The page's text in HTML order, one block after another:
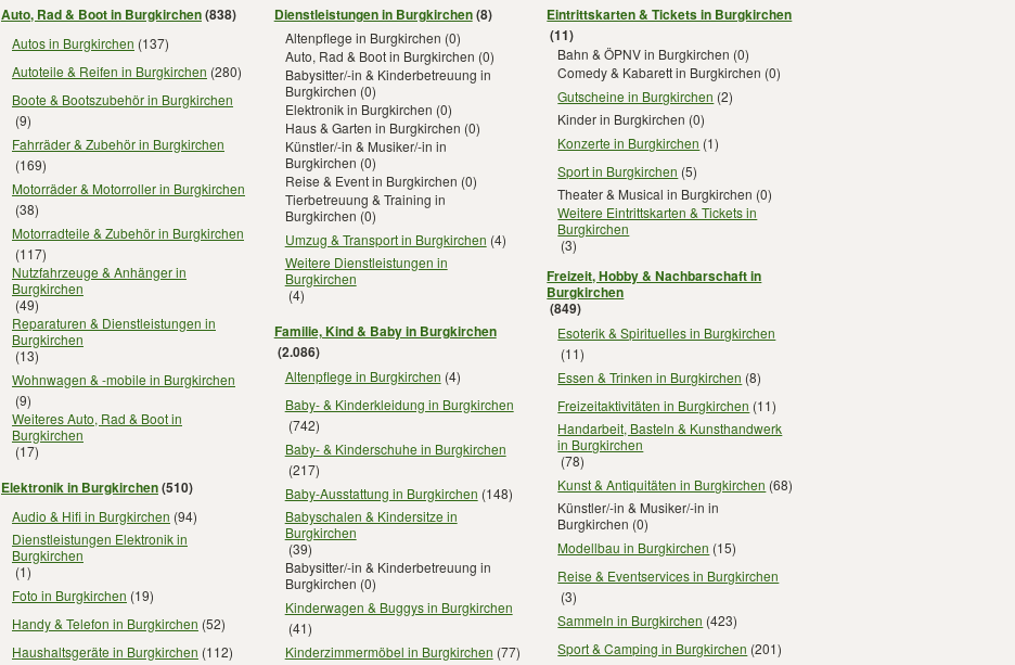
Auto, Rad & Boot in Burgkirchen(838)
Autos in Burgkirchen (137)
Autoteile & Reifen in Burgkirchen (280)
Boote & Bootszubehör in Burgkirchen
(9)
Fahrräder & Zubehör in Burgkirchen
(169)
Motorräder & Motorroller in Burgkirchen
(38)
Motorradteile & Zubehör in Burgkirchen
(117)
Nutzfahrzeuge & Anhänger in
Burgkirchen
(49)
Reparaturen & Dienstleistungen in
Burgkirchen
(13)
Wohnwagen & -mobile in Burgkirchen
(9)
Weiteres Auto, Rad & Boot in
Burgkirchen
(17)
Elektronik in Burgkirchen(510)
Audio & Hifi in Burgkirchen (94)
Dienstleistungen Elektronik in
Burgkirchen
(1)
Foto in Burgkirchen (19)
Handy & Telefon in Burgkirchen (52)
Haushaltsgeräte in Burgkirchen (112)
Dienstleistungen in Burgkirchen(8)
Altenpflege in Burgkirchen (0)
Auto, Rad & Boot in Burgkirchen (0)
Babysitter/-in & Kinderbetreuung in
Burgkirchen (0)
Elektronik in Burgkirchen (0)
Haus & Garten in Burgkirchen (0)
Künstler/-in & Musiker/-in in
Burgkirchen (0)
Reise & Event in Burgkirchen (0)
Tierbetreuung & Training in
Burgkirchen (0)
Umzug & Transport in Burgkirchen (4)
Weitere Dienstleistungen in
Burgkirchen
(4)
Familie, Kind & Baby in Burgkirchen
(2.086)
Altenpflege in Burgkirchen (4)
Baby- & Kinderkleidung in Burgkirchen
(742)
Baby- & Kinderschuhe in Burgkirchen
(217)
Baby-Ausstattung in Burgkirchen (148)
Babyschalen & Kindersitze in
Burgkirchen
(39)
Babysitter/-in & Kinderbetreuung in
Burgkirchen (0)
Kinderwagen & Buggys in Burgkirchen
(41)
Kinderzimmermöbel in Burgkirchen (77)
Eintrittskarten & Tickets in Burgkirchen
(11)
Bahn & ÖPNV in Burgkirchen (0)
Comedy & Kabarett in Burgkirchen (0)
Gutscheine in Burgkirchen (2)
Kinder in Burgkirchen (0)
Konzerte in Burgkirchen (1)
Sport in Burgkirchen (5)
Theater & Musical in Burgkirchen (0)
Weitere Eintrittskarten & Tickets in
Burgkirchen
(3)
Freizeit, Hobby & Nachbarschaft in
Burgkirchen
(849)
Esoterik & Spirituelles in Burgkirchen
(11)
Essen & Trinken in Burgkirchen (8)
Freizeitaktivitäten in Burgkirchen (11)
Handarbeit, Basteln & Kunsthandwerk
in Burgkirchen
(78)
Kunst & Antiquitäten in Burgkirchen (68)
Künstler/-in & Musiker/-in in
Burgkirchen (0)
Modellbau in Burgkirchen (15)
Reise & Eventservices in Burgkirchen
(3)
Sammeln in Burgkirchen (423)
Sport & Camping in Burgkirchen (201)